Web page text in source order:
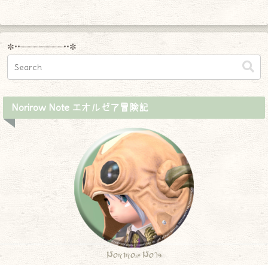
✼••┈┈┈┈┈┈┈┈┈••✼
Norirow Note エオルゼア冒険記
Norirow Note